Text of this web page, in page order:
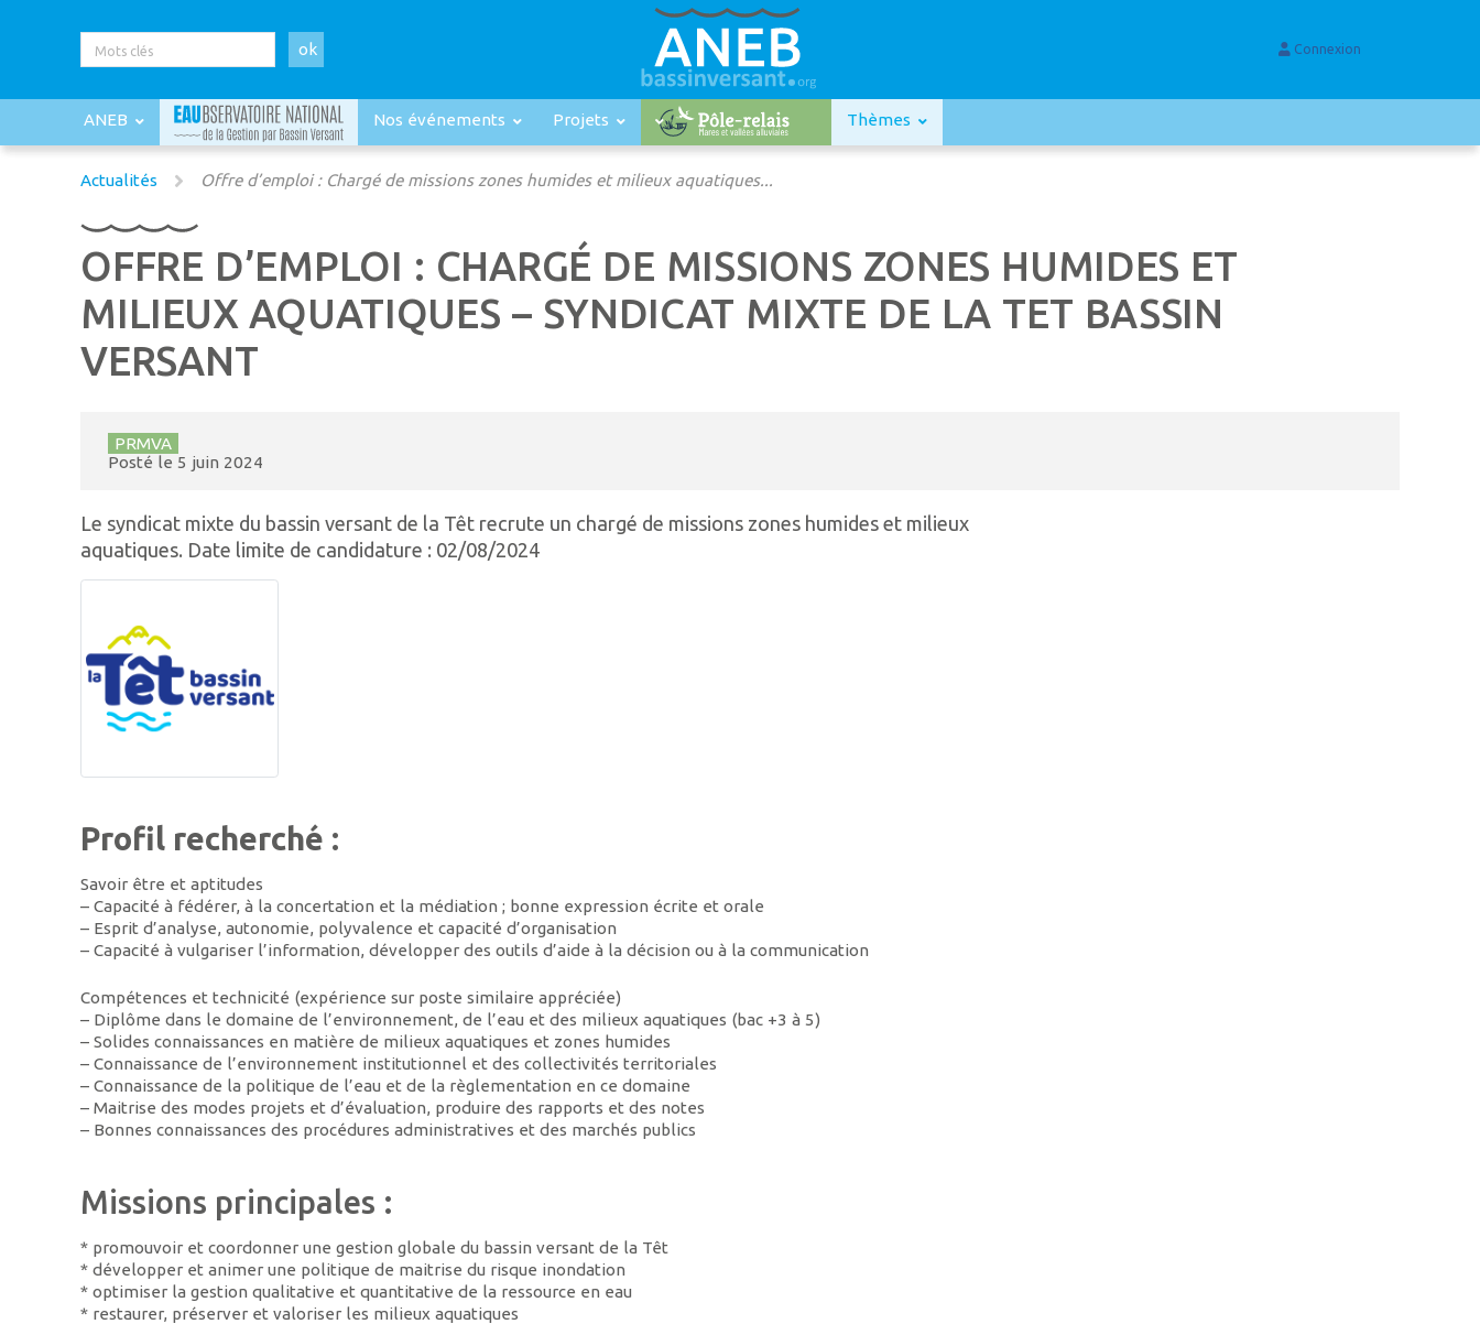
ok Connexion
ANEB Nos événements Projets Thèmes
Actualités Offre d’emploi : Chargé de missions zones humides et milieux aquatiques...
OFFRE D’EMPLOI : CHARGÉ DE MISSIONS ZONES HUMIDES ET
MILIEUX AQUATIQUES – SYNDICAT MIXTE DE LA TET BASSIN
VERSANT
PRMVA
Posté le 5 juin 2024
Le syndicat mixte du bassin versant de la Têt recrute un chargé de missions zones humides et milieux
aquatiques. Date limite de candidature : 02/08/2024
Profil recherché :
Savoir être et aptitudes
– Capacité à fédérer, à la concertation et la médiation ; bonne expression écrite et orale
– Esprit d’analyse, autonomie, polyvalence et capacité d’organisation
– Capacité à vulgariser l’information, développer des outils d’aide à la décision ou à la communication
Compétences et technicité (expérience sur poste similaire appréciée)
– Diplôme dans le domaine de l’environnement, de l’eau et des milieux aquatiques (bac +3 à 5)
– Solides connaissances en matière de milieux aquatiques et zones humides
– Connaissance de l’environnement institutionnel et des collectivités territoriales
– Connaissance de la politique de l’eau et de la règlementation en ce domaine
– Maitrise des modes projets et d’évaluation, produire des rapports et des notes
– Bonnes connaissances des procédures administratives et des marchés publics
Missions principales :
* promouvoir et coordonner une gestion globale du bassin versant de la Têt
* développer et animer une politique de maitrise du risque inondation
* optimiser la gestion qualitative et quantitative de la ressource en eau
* restaurer, préserver et valoriser les milieux aquatiques